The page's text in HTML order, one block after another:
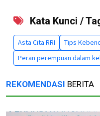
Kata Kunci /
Asta Cita RRI Tips
Peran perempuan dalam
REKOMENDASI BERITA